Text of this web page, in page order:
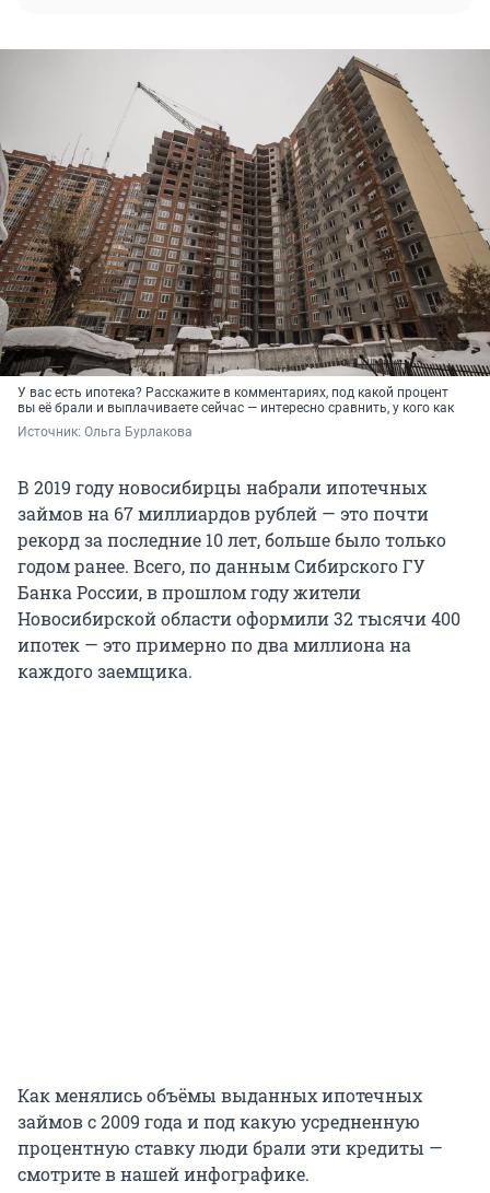
У вас есть ипотека? Расскажите в комментариях, под какой процент
вы её брали и выплачиваете сейчас — интересно сравнить, у кого как
Источник: Ольга Бурлакова
В 2019 году новосибирцы набрали ипотечных
займов на 67 миллиардов рублей — это почти
рекорд за последние 10 лет, больше было только
годом ранее. Всего, по данным Сибирского ГУ
Банка России, в прошлом году жители
Новосибирской области оформили 32 тысячи 400
ипотек — это примерно по два миллиона на
каждого заемщика.
Как менялись объёмы выданных ипотечных
займов с 2009 года и под какую усредненную
процентную ставку люди брали эти кредиты —
смотрите в нашей инфографике.